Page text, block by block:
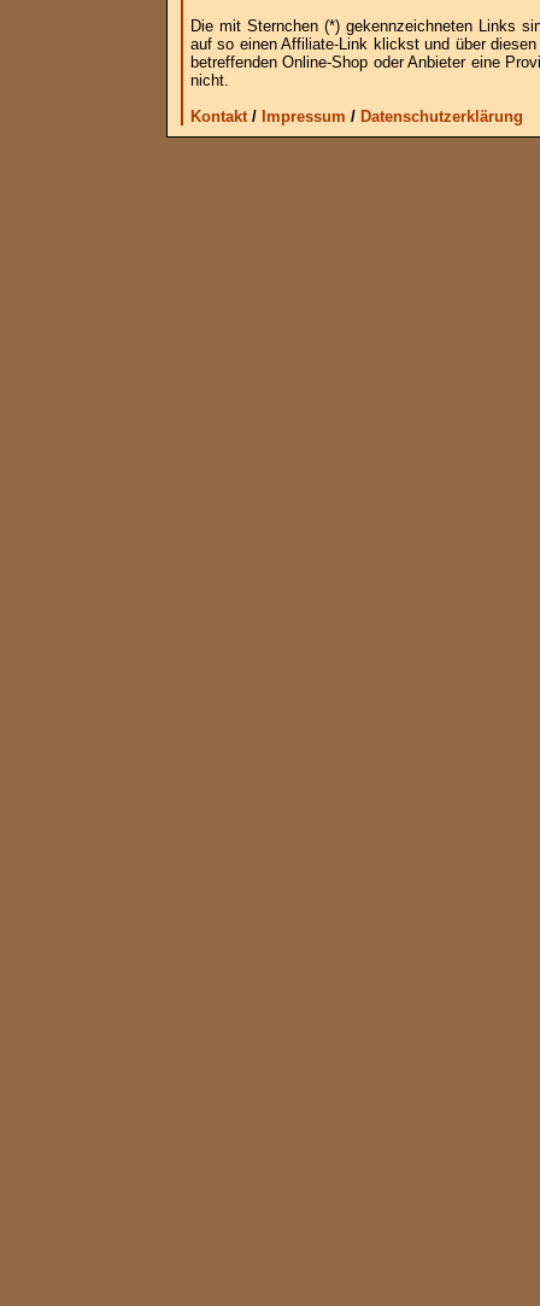
Die mit Sternchen (*) gekennzeichneten Links
auf so einen Affiliate-Link klickst und über
betreffenden Online-Shop oder Anbieter eine
nicht.
Kontakt/ Impressum / Datenschutzerklärung